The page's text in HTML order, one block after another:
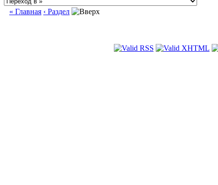
« Главная ‹ Раздел